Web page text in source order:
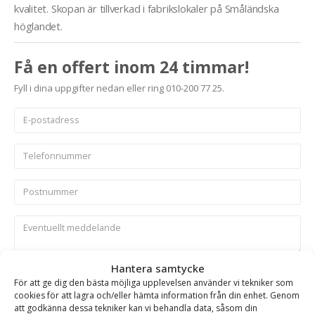
Hantera samtycke
För att ge dig den bästa möjliga upplevelsen använder vi tekniker som
cookies för att lagra och/eller hämta information från din enhet. Genom
att godkänna dessa tekniker kan vi behandla data, såsom din
kvalitet. Skopan är tillverkad i fabrikslokaler på Småländska
höglandet.
Få en offert inom 24 timmar!
Fyll i dina uppgifter nedan eller ring 010-200 77 25.